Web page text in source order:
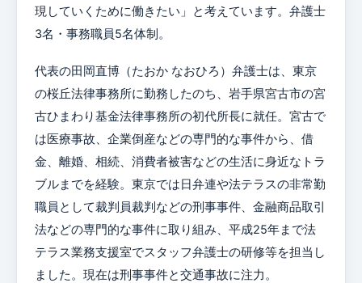
現していくために働きたい」と考えています。弁護士
3名・事務職員5名体制。
代表の田岡直博（たおか なおひろ）弁護士は、東京
の桜丘法律事務所に勤務したのち、岩手県宮古市の宮
古ひまわり基金法律事務所の初代所長に就任。宮古で
は医療事故、企業倒産などの専門的な事件から、借
金、離婚、相続、消費者被害などの生活に身近なトラ
ブルまでを経験。東京では日弁連や法テラスの非常勤
職員として裁判員裁判などの刑事事件、金融商品取引
法などの専門的な事件に取り組み、平成25年まで法
テラス業務支援室でスタッフ弁護士の研修等を担当し
ました。現在は刑事事件と交通事故に注力。